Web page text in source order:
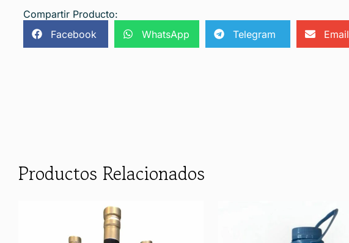
Compartir Producto:
Facebook
WhatsApp Telegram Email
Productos Relacionados